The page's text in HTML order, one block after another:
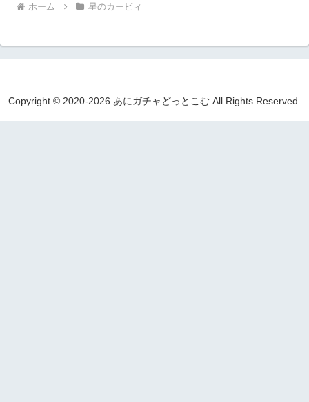
ホーム 星のカービィ
Copyright © 2020-2026 あにガチャどっとこむ All Rights Reserved.